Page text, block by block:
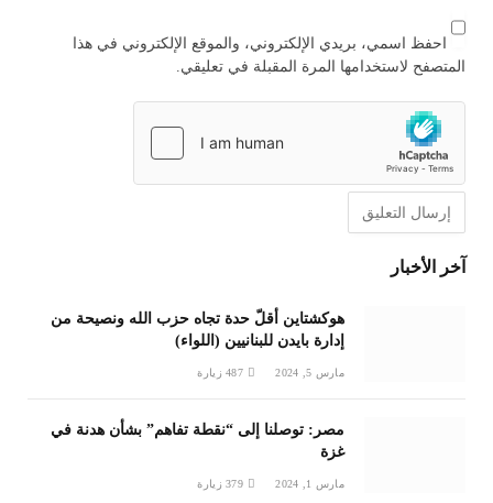
احفظ اسمي، بريدي الإلكتروني، والموقع الإلكتروني في هذا
المتصفح لاستخدامها المرة المقبلة في تعليقي.
آخر الأخبار
هوكشتاين أقلّ حدة تجاه حزب الله ونصيحة من
إدارة بايدن للبنانيين (اللواء)
مارس 5, 2024 487 زيارة
مصر: توصلنا إلى “نقطة تفاهم” بشأن هدنة في
غزة
مارس 1, 2024 379 زيارة